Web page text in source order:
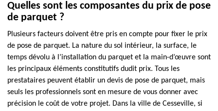
Quelles sont les composantes du prix de pose
de parquet ?
Plusieurs facteurs doivent être pris en compte pour fixer le prix
de pose de parquet. La nature du sol intérieur, la surface, le
temps dévolu à l’installation du parquet et la main-d’œuvre sont
les principaux éléments constitutifs dudit prix. Tous les
prestataires peuvent établir un devis de pose de parquet, mais
seuls les professionnels sont en mesure de vous donner avec
précision le coût de votre projet. Dans la ville de Cesseville, si